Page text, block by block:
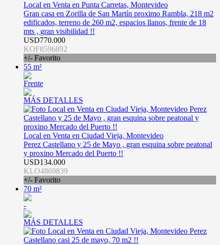
Local en Venta en Punta Carretas, Montevideo
Gran casa en Zorilla de San Martín proximo Rambla, 218 m2
edificados, terreno de 260 m2, espacios llanos, frente de 18
mts , gran visibilidad !!
USD770.000
KOF8596892
+/- Favorito
55 m²
Frente
MÁS DETALLES
Local en Venta en Ciudad Vieja, Montevideo
Perez Castellano y 25 de Mayo , gran esquina sobre peatonal
y proxino Mercado del Puerto !!
USD134.000
KLO4869839
+/- Favorito
70 m²
-
MÁS DETALLES